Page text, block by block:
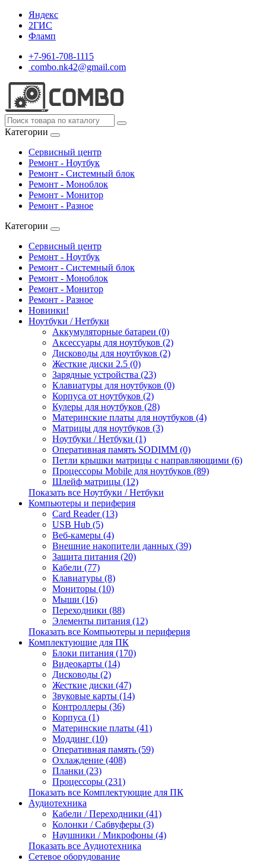
Яндекс
2ГИС
Фламп
+7-961-708-1115
combo.nk42@gmail.com
Категории
Сервисный центр
Ремонт - Ноутбук
Ремонт - Системный блок
Ремонт - Моноблок
Ремонт - Монитор
Ремонт - Разное
Категории
Сервисный центр
Ремонт - Ноутбук
Ремонт - Системный блок
Ремонт - Моноблок
Ремонт - Монитор
Ремонт - Разное
Новинки!
Ноутбуки / Нетбуки
Аккумуляторные батареи (0)
Аксессуары для ноутбуков (2)
Дисководы для ноутбуков (2)
Жесткие диски 2.5 (0)
Зарядные устройства (23)
Клавиатуры для ноутбуков (0)
Корпуса от ноутбуков (2)
Кулеры для ноутбуков (28)
Материнские платы для ноутбуков (4)
Матрицы для ноутбуков (3)
Ноутбуки / Нетбуки (1)
Оперативная память SODIMM (0)
Петли крышки матрицы с направляющими (6)
Процессоры Mobile для ноутбуков (89)
Шлейф матрицы (12)
Показать все Ноутбуки / Нетбуки
Компьютеры и периферия
Card Reader (13)
USB Hub (5)
Веб-камеры (4)
Внешние накопители данных (39)
Защита питания (20)
Кабели (77)
Клавиатуры (8)
Мониторы (10)
Мыши (16)
Переходники (88)
Элементы питания (12)
Показать все Компьютеры и периферия
Комплектующие для ПК
Блоки питания (170)
Видеокарты (14)
Дисководы (2)
Жесткие диски (47)
Звуковые карты (14)
Контроллеры (36)
Корпуса (1)
Материнские платы (41)
Моддинг (10)
Оперативная память (59)
Охлаждение (408)
Планки (23)
Процессоры (231)
Показать все Комплектующие для ПК
Аудиотехника
Кабели / Переходники (41)
Колонки / Сабвуферы (3)
Наушники / Микрофоны (4)
Показать все Аудиотехника
Сетевое оборудование